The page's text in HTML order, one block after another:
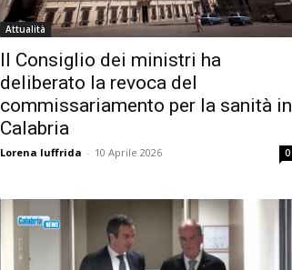
Attualità
Il Consiglio dei ministri ha
deliberato la revoca del
commissariamento per la sanità in
Calabria
Lorena Iuffrida - 10 Aprile 2026 0